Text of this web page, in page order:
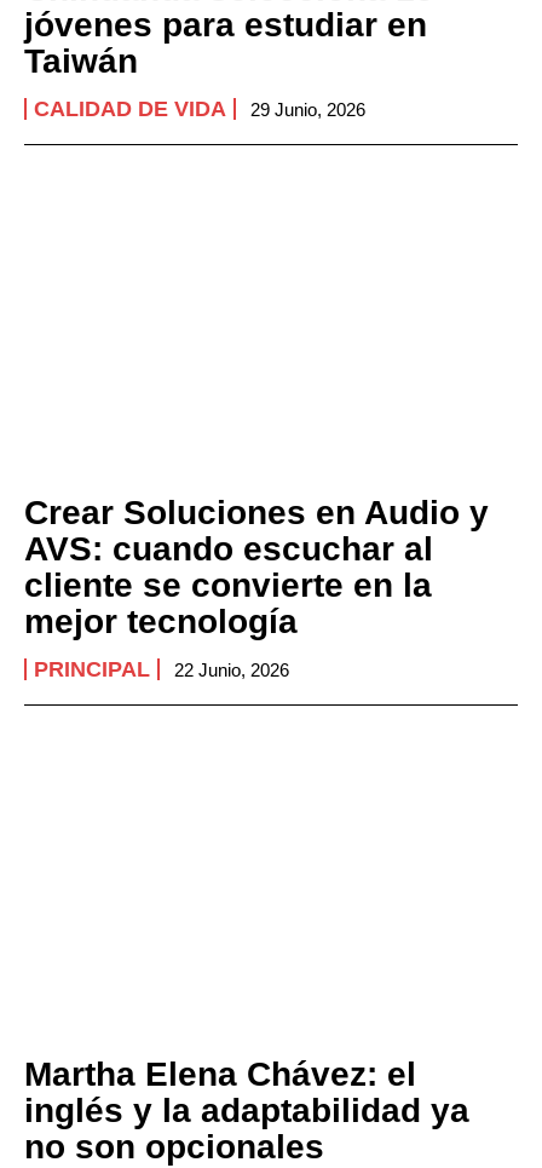
jóvenes para estudiar en
Taiwán
CALIDAD DE VIDA 29 Junio, 2026
Crear Soluciones en Audio y
AVS: cuando escuchar al
cliente se convierte en la
mejor tecnología
PRINCIPAL 22 Junio, 2026
Martha Elena Chávez: el
inglés y la adaptabilidad ya
no son opcionales